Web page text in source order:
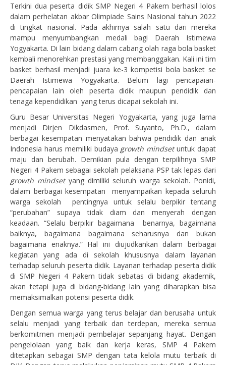
Terkini dua peserta didik SMP Negeri 4 Pakem berhasil lolos
dalam perhelatan akbar Olimpiade Sains Nasional tahun 2022
di tingkat nasional. Pada akhirnya salah satu dari mereka
mampu menyumbangkan medali bagi Daerah Istimewa
Yogyakarta. Di lain bidang dalam cabang olah raga bola basket
kembali menorehkan prestasi yang membanggakan. Kali ini tim
basket berhasil menjadi juara ke-3 kompetisi bola basket se
Daerah Istimewa Yogyakarta. Belum lagi pencapaian-
pencapaian lain oleh peserta didik maupun pendidik dan
tenaga kependidikan yang terus dicapai sekolah ini.
Guru Besar Universitas Negeri Yogyakarta, yang juga lama
menjadi Dirjen Dikdasmen, Prof. Suyanto, Ph.D., dalam
berbagai kesempatan menyatakan bahwa pendidik dan anak
Indonesia harus memiliki budaya growth mindsetuntuk dapat
maju dan berubah. Demikian pula dengan terpilihnya SMP
Negeri 4 Pakem sebagai sekolah pelaksana PSP tak lepas dari
growth mindsetyang dimiliki seluruh warga sekolah. Ponidi,
dalam berbagai kesempatan menyampaikan kepada seluruh
warga sekolah pentingnya untuk selalu berpikir tentang
“perubahan” supaya tidak diam dan menyerah dengan
keadaan. “Selalu berpikir bagaimana benarnya, bagaimana
baiknya, bagaimana bagaimana seharusnya dan bukan
bagaimana enaknya.” Hal ini diujudkankan dalam berbagai
kegiatan yang ada di sekolah khususnya dalam layanan
terhadap seluruh peserta didik. Layanan terhadap peserta didik
di SMP Negeri 4 Pakem tidak sebatas di bidang akademik,
akan tetapi juga di bidang-bidang lain yang diharapkan bisa
memaksimalkan potensi peserta didik.
Dengan semua warga yang terus belajar dan berusaha untuk
selalu menjadi yang terbaik dan terdepan, mereka semua
berkomitmen menjadi pembelajar sepanjang hayat. Dengan
pengelolaan yang baik dan kerja keras, SMP 4 Pakem
ditetapkan sebagai SMP dengan tata kelola mutu terbaik di